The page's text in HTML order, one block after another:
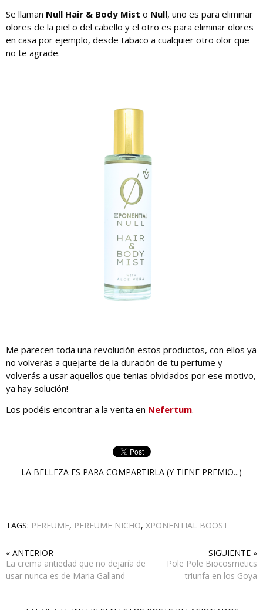
Se llaman Null Hair & Body Mist o Null, uno es para eliminar
olores de la piel o del cabello y el otro es para eliminar olores
en casa por ejemplo, desde tabaco a cualquier otro olor que
no te agrade.
Me parecen toda una revolución estos productos, con ellos ya
no volverás a quejarte de la duración de tu perfume y
volverás a usar aquellos que tenias olvidados por ese motivo,
ya hay solución!
Los podéis encontrar a la venta en Nefertum.
LA BELLEZA ES PARA COMPARTIRLA (Y TIENE PREMIO...)
TAGS: PERFUME, PERFUME NICHO, XPONENTIAL BOOST
« ANTERIOR
La crema antiedad que no dejaría de
usar nunca es de Maria Galland
SIGUIENTE »
Pole Pole Biocosmetics
triunfa en los Goya